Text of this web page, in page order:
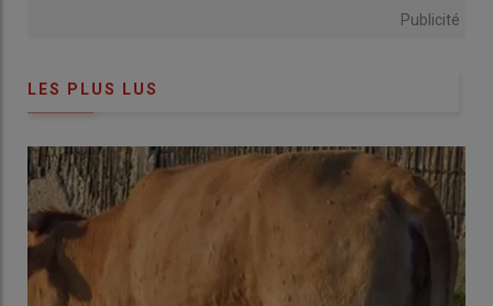
Publicité
LES PLUS LUS